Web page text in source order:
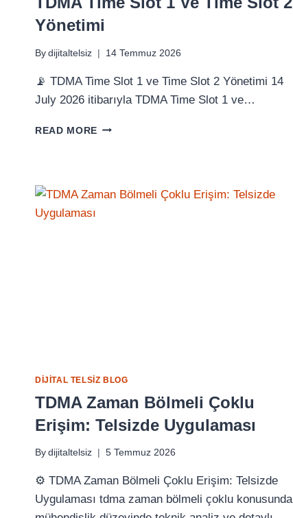
Yönetimi
By dijitaltelsiz 14 Temmuz 2026
📡 TDMA Time Slot 1 ve Time Slot 2 Yönetimi 14
July 2026 itibarıyla TDMA Time Slot 1 ve…
READ MORE TDMA
TIME
DIJITAL TELSIZ BLOG
TDMA Zaman Bölmeli Çoklu
Erişim: Telsizde Uygulaması
By dijitaltelsiz 5 Temmuz 2026
⚙️ TDMA Zaman Bölmeli Çoklu Erişim: Telsizde
Uygulaması tdma zaman bölmeli çoklu konusunda